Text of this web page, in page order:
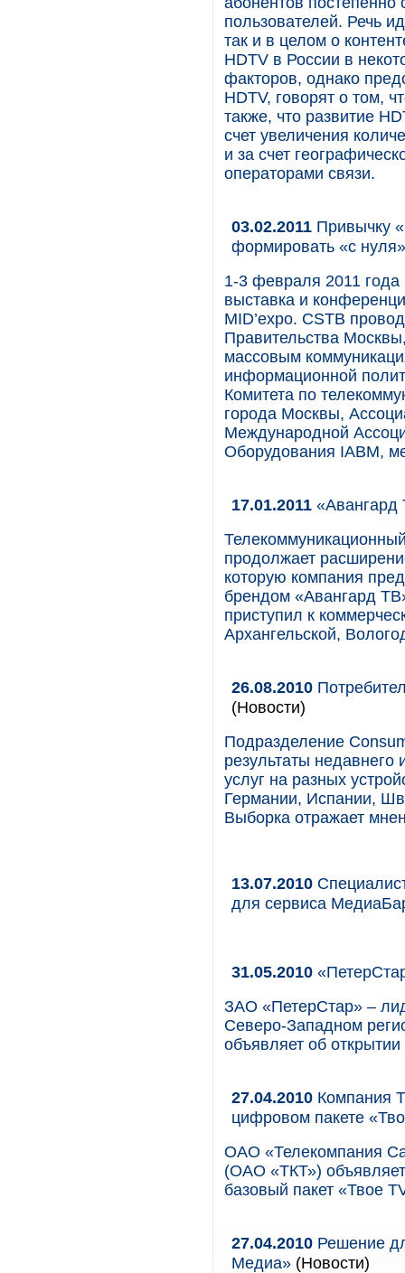
пользователей. Речь
так и в целом о
HDTV в России в
факторов, однако
HDTV, говорят о том,
также, что развитие
счет увеличения
и за счет
операторами связи.
03.02.2011 Привычку
формировать «с нуля»
1-3 февраля 2011
выставка и
MID’expo. CSTB
Правительства
массовым
информационной
Комитета по
города Москвы,
Международной
Оборудования IABM,
17.01.2011 «Авангард
продолжает
которую компания
брендом «Авангард
приступил к
Архангельской,
26.08.2010
(Новости)
Подразделение
результаты
услуг на разных
Германии, Испании,
Выборка отражает
13.07.2010
для сервиса
31.05.2010
ЗАО «ПетерСтар» –
Северо-Западном
объявляет об
27.04.2010 Компания
цифровом пакете
ОАО «Телекомпания
(ОАО «ТКТ»)
базовый пакет «Твое
27.04.2010 Решение
Медиа» (Новости)